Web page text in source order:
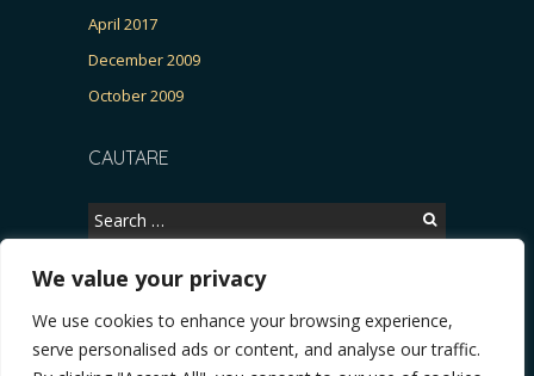
We value your privacy
We use cookies to enhance your browsing experience,
serve personalised ads or content, and analyse our traffic.
April 2017
December 2009
October 2009
CAUTARE
Search
for:
Copyright © 2026, CERTITUDINEA.
Patria, parlamentarele și presa * VIDEO. Viata lui Eminescu (Necenzurat).